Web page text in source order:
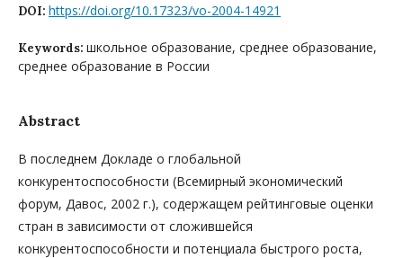
DOI: https://doi.org/10.17323/vo-2004-14921
Keywords: школьное образование, среднее образование,
среднее образование в России
Abstract
В последнем Докладе о глобальной
конкурентоспособности (Всемирный экономический
форум, Давос, 2002 г.), содержащем рейтинговые оценки
стран в зависимости от сложившейся
конкурентоспособности и потенциала быстрого роста,